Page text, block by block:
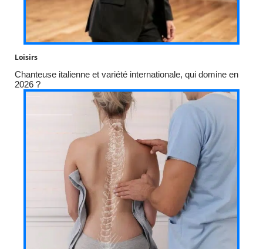
Loisirs
Chanteuse italienne et variété internationale, qui domine en
2026 ?